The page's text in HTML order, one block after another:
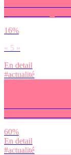
16%
« 5 »
En detail
#actualité
60%
En detail
#actualité